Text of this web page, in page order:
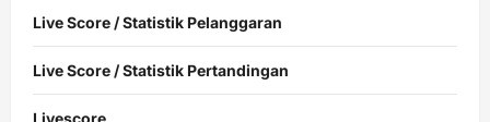
Live Score / Statistik Pelanggaran
Live Score / Statistik Pertandingan